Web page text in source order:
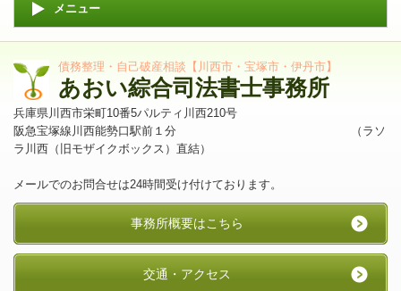
メニュー
債務整理・自己破産相談【川西市・宝塚市・伊丹市】
あおい綜合司法書士事務所
兵庫県川西市栄町10番5パルティ川西210号
阪急宝塚線川西能勢口駅前１分 （ラソ
ラ川西（旧モザイクボックス）直結）
メールでのお問合せは24時間受け付けております。
事務所概要はこちら
交通・アクセス